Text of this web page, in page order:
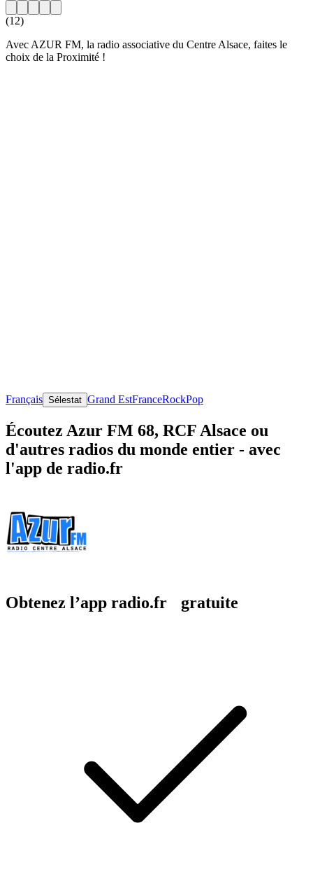
(12)
Avec AZUR FM, la radio associative du Centre Alsace, faites le
choix de la Proximité !
Français Sélestat Grand EstFranceRockPop
Écoutez Azur FM 68, RCF Alsace ou
d'autres radios du monde entier - avec
l'app de radio.fr
Obtenez l’app radio.fr gratuite